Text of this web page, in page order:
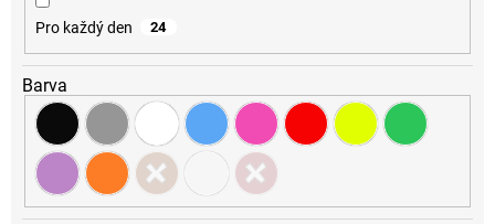
Pro každý den 24
Barva